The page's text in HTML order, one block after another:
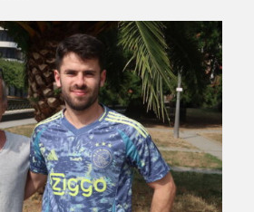
ditu. Zure esperientzia eta
asmoz, cookie teknologiaz
hau onartuz gero, teknologia hori
ematen diguzu.Gehiago